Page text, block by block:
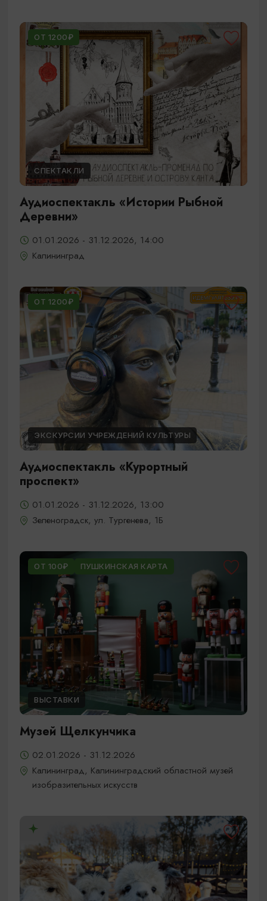
ОТ 1200₽
СПЕКТАКЛИ
Аудиоспектакль «Истории Рыбной
Деревни»
01.01.2026 - 31.12.2026, 14:00
Калининград
ОТ 1200₽
ЭКСКУРСИИ УЧРЕЖДЕНИЙ КУЛЬТУРЫ
Аудиоспектакль «Курортный
проспект»
01.01.2026 - 31.12.2026, 13:00
Зеленоградск, ул. Тургенева, 1Б
ОТ 100₽ ПУШКИНСКАЯ КАРТА
ВЫСТАВКИ
Музей Щелкунчика
02.01.2026 - 31.12.2026
Калининград, Калининградский областной музей
изобразительных искусств